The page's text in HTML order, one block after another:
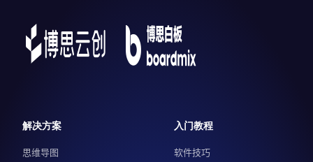
解决方案
思维导图
入门教程
软件技巧